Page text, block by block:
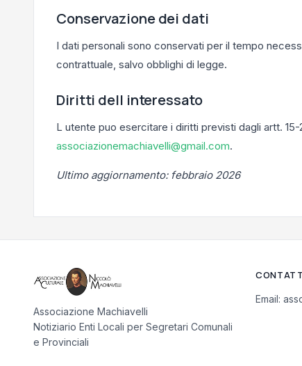
Conservazione dei dati
I dati personali sono conservati per il tempo
contrattuale, salvo obblighi di legge.
Diritti dell interessato
L utente puo esercitare i diritti previsti dagli artt.
associazionemachiavelli@gmail.com.
Ultimo aggiornamento: febbraio 2026
Associazione Machiavelli
Notiziario Enti Locali per Segretari Comunali
e Provinciali
Email: